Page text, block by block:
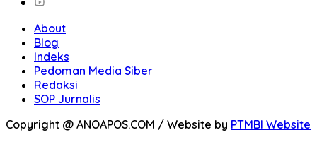
About
Blog
Indeks
Pedoman Media Siber
Redaksi
SOP Jurnalis
Copyright @ ANOAPOS.COM / Website by PTMBI Website